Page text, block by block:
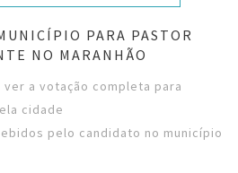
PARA PASTOR
NO MARANHÃO
a votação completa para
cidade
pelo candidato no município